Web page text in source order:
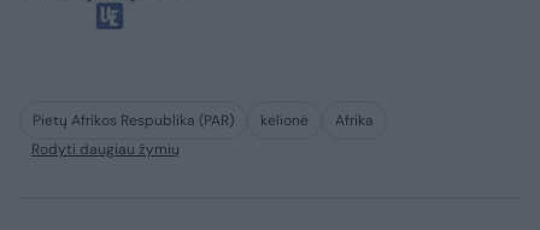
Pietų Afrikos Respublika (PAR) kelionė
Afrika
Rodyti daugiau žymių